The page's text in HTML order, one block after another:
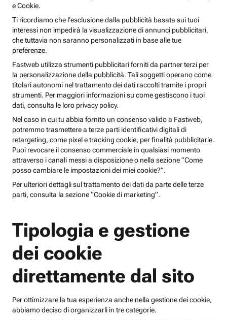
e Cookie.
Ti ricordiamo che l’esclusione dalla pubblicità basata sui tuoi
interessi non impedirà la visualizzazione di annunci pubblicitari,
che tuttavia non saranno personalizzati in base alle tue
preferenze.
Fastweb utilizza strumenti pubblicitari forniti da partner terzi per
la personalizzazione della pubblicità. Tali soggetti operano come
titolari autonomi nel trattamento dei dati raccolti tramite i propri
strumenti. Per maggiori informazioni su come gestiscono i tuoi
dati, consulta le loro privacy policy.
Nel caso in cui tu abbia fornito un consenso valido a Fastweb,
potremmo trasmettere a terze parti identificativi digitali di
retargeting, come pixel e tracking cookie, per finalità pubblicitarie.
Puoi revocare il consenso commerciale in qualsiasi momento
attraverso i canali messi a disposizione o nella sezione “Come
posso cambiare le impostazioni dei miei cookie?”.
Per ulteriori dettagli sul trattamento dei dati da parte delle terze
parti, consulta la sezione “Cookie di marketing”.
Tipologia e gestione
dei cookie
direttamente dal sito
Per ottimizzare la tua esperienza anche nella gestione dei cookie,
abbiamo deciso di organizzarli in tre categorie.